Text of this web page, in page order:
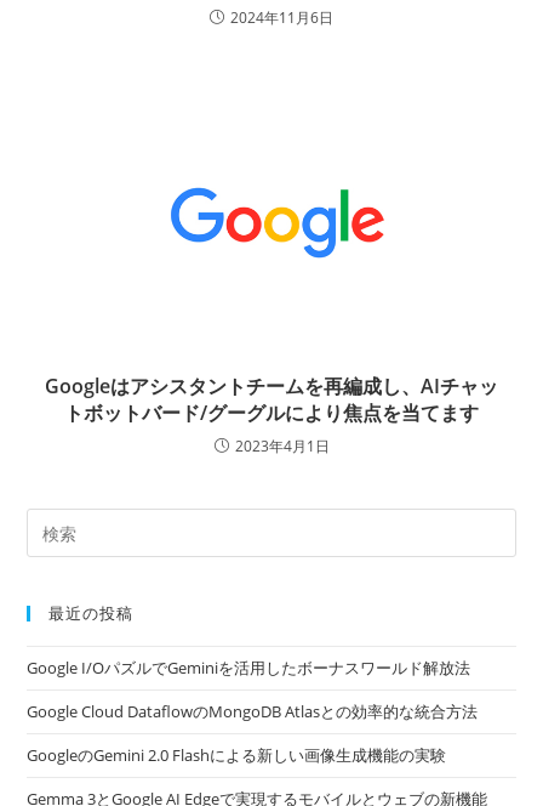
2024年11月6日
Googleはアシスタントチームを再編成し、AIチャッ
トボットバード/グーグルにより焦点を当てます
2023年4月1日
最近の投稿
Google I/OパズルでGeminiを活用したボーナスワールド解放法
Google Cloud DataflowのMongoDB Atlasとの効率的な統合方法
GoogleのGemini 2.0 Flashによる新しい画像生成機能の実験
Gemma 3とGoogle AI Edgeで実現するモバイルとウェブの新機能